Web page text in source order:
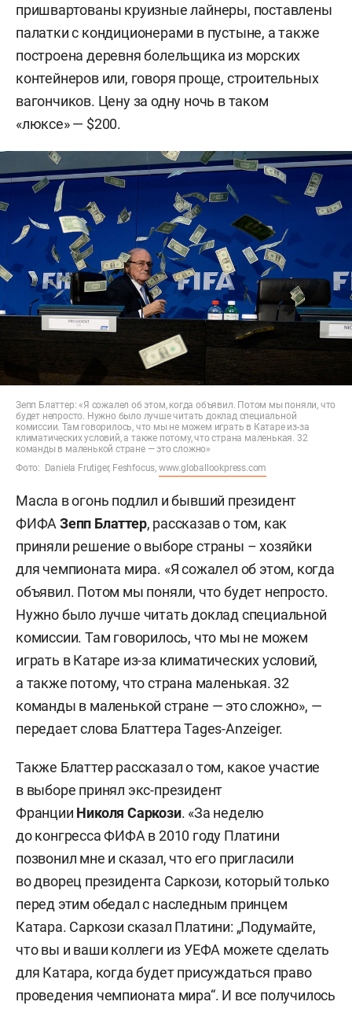
пришвартованы круизные лайнеры, поставлены
палатки с кондиционерами в пустыне, а также
построена деревня болельщика из морских
контейнеров или, говоря проще, строительных
вагончиков. Цену за одну ночь в таком
«люксе» — $200.
Зепп Блаттер: «Я сожалел об этом, когда объявил. Потом мы поняли, что
будет непросто. Нужно было лучше читать доклад специальной
комиссии. Там говорилось, что мы не можем играть в Катаре из-за
климатических условий, а также потому, что страна маленькая. 32
команды в маленькой стране — это сложно»
Фото: Daniela Frutiger, Feshfocus, www.globallookpress.com
Масла в огонь подлил и бывший президент
ФИФАЗепп Блаттер, рассказав о том, как
приняли решение о выборе страны – хозяйки
для чемпионата мира. «Я сожалел об этом, когда
объявил. Потом мы поняли, что будет непросто.
Нужно было лучше читать доклад специальной
комиссии. Там говорилось, что мы не можем
играть в Катаре из-за климатических условий,
а также потому, что страна маленькая. 32
команды в маленькой стране — это сложно», —
передает слова Блаттера Tages-Anzeiger.
Также Блаттер рассказал о том, какое участие
в выборе принял экс-президент
Франции Николя Саркози. «За неделю
до конгресса ФИФА в 2010 году Платини
позвонил мне и сказал, что его пригласили
во дворец президента Саркози, который только
перед этим обедал с наследным принцем
Катара. Саркози сказал Платини: „Подумайте,
что вы и ваши коллеги из УЕФА можете сделать
для Катара, когда будет присуждаться право
проведения чемпионата мира“. И все получилось